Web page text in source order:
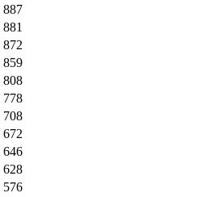
887
881
872
859
808
778
708
672
646
628
576